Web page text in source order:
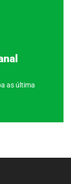
as última